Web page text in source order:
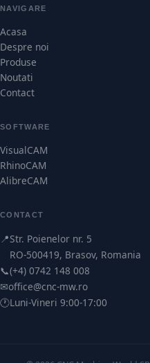
NAVIGARE
Acasa
Despre noi
Produse
Noutati
Contact
SOFTWARE
VisualCAM
RhinoCAM
AlibreCAM
CONTACT
📍Str. Poienelor nr. 5
RO-500419, Brasov, Romania
📞(+4) 0742 148 008
✉office@cnc-mw.ro
🕐Luni-Vineri 9:00-17:00